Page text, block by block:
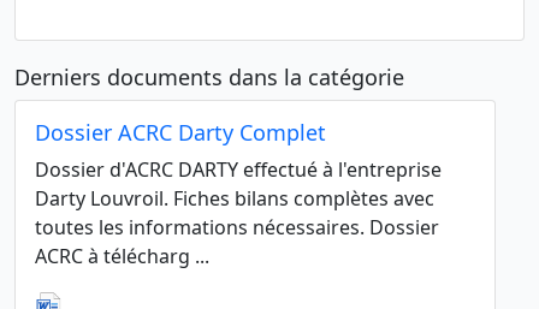
Derniers documents dans la catégorie
Dossier ACRC Darty Complet
Dossier d'ACRC DARTY effectué à l'entreprise
Darty Louvroil. Fiches bilans complètes avec
toutes les informations nécessaires. Dossier
ACRC à télécharg ...